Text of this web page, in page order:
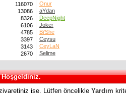
116070
13086
8326
6106
4785
3397
3143
2670
Onur
aYdan
DeepNight
Joker
Bi'She
Ceysu
CeyLaN
Selime
Hoşgeldiniz.
ise, Lütfen öncelikle Yardım